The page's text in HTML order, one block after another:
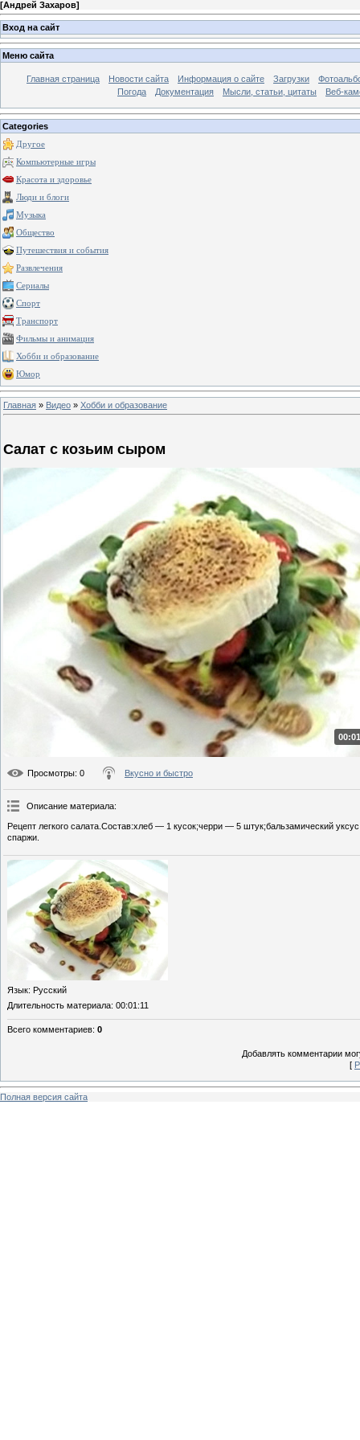
[Андрей Захаров]
Вход на сайт
Меню сайта
Главная страница Новости сайта Информация о сайте Загрузки
Погода
Документация Мысли, статьи, цитаты Веб-
Categories
Другое
Компьютерные игры
Красота и здоровье
Люди и блоги
Музыка
Общество
Путешествия и события
Развлечения
Сериалы
Спорт
Транспорт
Фильмы и анимация
Хобби и образование
Юмор
Главная » Видео » Хобби и образование
Салат с козьим сыром
Просмотры: 0 Вкусно и быстро
Описание материала:
Рецепт легкого салата.Состав:хлеб — 1 кусок;черри — 5 штук;бальзамический
спаржи.
Язык: Русский
Длительность материала: 00:01:11
Всего комментариев: 0
Добавлять комментарии
[
Полная версия сайта